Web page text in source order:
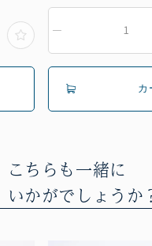
こちらも一緒に
いかがでしょうか